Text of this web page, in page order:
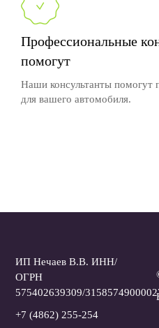
Профессиональные
помогут
Наши консультанты помогут
для вашего автомобиля.
ИП Нечаев В.В. ИНН/
ОГРН
575402639309/
+7 (4862) 255-254